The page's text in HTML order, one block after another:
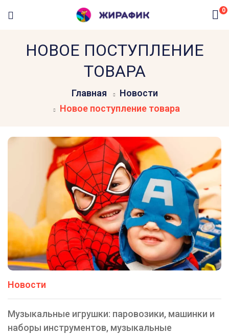
0
НОВОЕ ПОСТУПЛЕНИЕ
ТОВАРА
Главная
Новости
Новое поступление товара
Новости
Музыкальные игрушки: паровозики, машинки и
наборы инструментов, музыкальные